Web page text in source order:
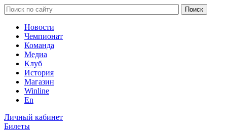
Новости
Чемпионат
Команда
Медиа
Клуб
История
Магазин
Winline
En
Личный кабинет
Билеты